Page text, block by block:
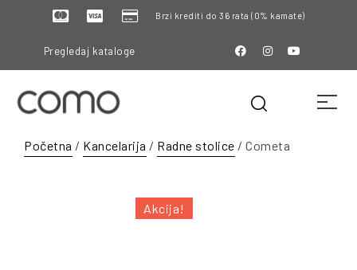
Brzi krediti do 36 rata (0% kamate)
Pregledaj kataloge
Početna / Kancelarija / Radne stolice / Cometa
Akcija!